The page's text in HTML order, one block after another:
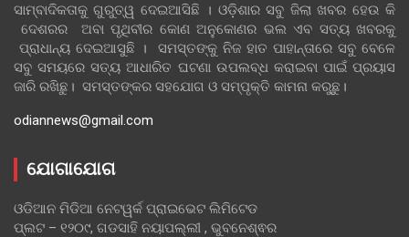
ସାମ୍ବାଦିକତାକୁ ଗୁରୁତ୍ୱ ଦେଇଆସିଛି । ଓଡ଼ିଶାର ସବୁ ଜିଲା ଖବର ହେଉ କି
ଦେଶରର ଅବା ପୃଥିବୀର କୋଣ ଅନୁକୋଣର ଭଲ ଏବ ସତ୍ୟ ଖବରକୁ
ପ୍ରାଧାନ୍ୟ ଦେଇଆସୁଛି । ସମସ୍ତଙ୍କୁ ନିଜ ହାତ ପାହାନ୍ତାରେ ସବୁ ବେଳେ
ସବୁ ସମୟରେ ସତ୍ୟ ଆଧାରିତ ଘଟଣା ଉପଲବ୍ଧ କରାଇବା ପାଇଁ ପ୍ରୟାସ
ଜାରି ରଖିଛୁ। ସମସ୍ତଙ୍କର ସହଯୋଗ ଓ ସମ୍ପୃକ୍ତି କାମନା କରୁଛୁ।
odiannews@gmail.com
ଯୋଗାଯୋଗ
ଓଡିଆନ ମିଡିଆ ନେଟୱର୍କ ପ୍ରାଇଭେଟ ଲିମିଟେଡ
ପ୍ଲଟ – ୧୨୦୯, ଗଡସାହି ନୟାପଲ୍ଲୀ , ଭୁବନେଶ୍ଵର